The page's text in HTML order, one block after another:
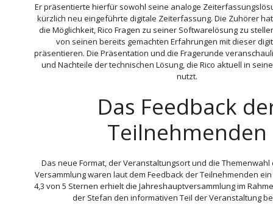
Er präsentierte hierfür sowohl seine analoge
kürzlich neu eingeführte digitale Zeiterfassung. Die Zuhörer
die Möglichkeit, Rico Fragen zu seiner Softwarelösung zu
von seinen bereits gemachten Erfahrungen mit dieser
präsentieren. Die Präsentation und die Fragerunde
und Nachteile der technischen Lösung, die Rico aktuell in
nutzt.
Das Feedback
Teilnehmenden
Das neue Format, der Veranstaltungsort und die
Versammlung waren laut dem Feedback der Teilnehmenden
4,3 von 5 Sternen erhielt die Jahreshauptversammlung im
der Stefan den informativen Teil der Veranstaltung